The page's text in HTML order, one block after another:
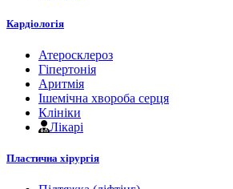
Кардіологія
Атеросклероз
Гіпертонія
Аритмія
Ішемічна хвороба серця
Клініки
Лікарі
Пластична хірургія